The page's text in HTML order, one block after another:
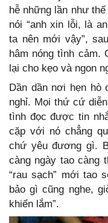
hễ những lần như
nói “anh xin lỗi, là
ta nên mới vậy”,
hâm nóng tình cảm.
lại cho kẹo và ngon
Dần dần nơi hẹn hò
nghỉ. Mọi thứ cứ
tình đọc được tin
cặp với nó chẳng
chứ yêu đương gì.
càng ngày tao càng
“rau sạch” mới tao
bảo gì cũng nghe,
khiển lắm”.